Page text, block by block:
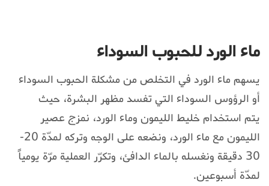
ماء الورد للحبوب السوداء
يسهم ماء الورد في التخلص من مشكلة الحبوب السوداء
أو الرؤوس السوداء التي تفسد مظهر البشرة، حيث
يتم استخدام خليط الليمون وماء الورد، نمزج عصير
الليمون مع ماء الورد، ونضعه على الوجه وتركه لمدّة 20-
30 دقيقة ونغسله بالماء الدافئ، وتكرّر العملية مرّة يومياً
لمدّة أسبوعين.